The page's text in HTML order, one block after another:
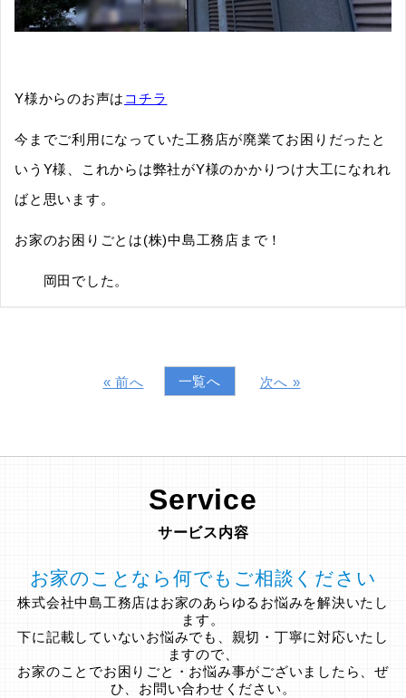
Y様からのお声は コチラ
今までご利用になっていた工務店が廃業てお困りだったと
いうY様、これからは弊社がY様のかかりつけ大工になれれ
ばと思います。
お家のお困りごとは(株)中島工務店まで！
岡田でした。
« 前へ 一覧へ 次へ »
Service
サービス内容
お家のことなら何でもご相談ください
株式会社中島工務店はお家のあらゆるお悩みを解決いたし
ます。
下に記載していないお悩みでも、親切・丁寧に対応いたし
ますので、
お家のことでお困りごと・お悩み事がございましたら、ぜ
ひ、お問い合わせください。